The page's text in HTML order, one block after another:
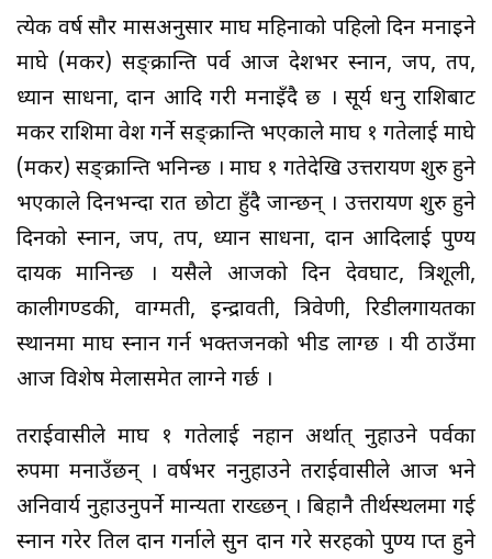
प्रत्येक वर्ष सौर मासअनुसार माघ महिनाको पहिलो दिन मनाइने
माघे (मकर) सङ्क्रान्ति पर्व आज देशभर स्नान, जप, तप,
ध्यान साधना, दान आदि गरी मनाइँदै छ । सूर्य धनु राशिबाट
मकर राशिमा प्रवेश गर्ने सङ्क्रान्ति भएकाले माघ १ गतेलाई माघे
(मकर) सङ्क्रान्ति भनिन्छ । माघ १ गतेदेखि उत्तरायण शुरु हुने
भएकाले दिनभन्दा रात छोटा हुँदै जान्छन् । उत्तरायण शुरु हुने
दिनको स्नान, जप, तप, ध्यान साधना, दान आदिलाई पुण्य
दायक मानिन्छ । यसैले आजको दिन देवघाट, त्रिशूली,
कालीगण्डकी, वाग्मती, इन्द्रावती, त्रिवेणी, रिडीलगायतका
स्थानमा माघ स्नान गर्न भक्तजनको भीड लाग्छ । यी ठाउँमा
आज विशेष मेलासमेत लाग्ने गर्छ ।
तराईवासीले माघ १ गतेलाई नहान अर्थात् नुहाउने पर्वका
रुपमा मनाउँछन् । वर्षभर ननुहाउने तराईवासीले आज भने
अनिवार्य नुहाउनुपर्ने मान्यता राख्छन् । बिहानै तीर्थस्थलमा गई
स्नान गरेर तिल दान गर्नाले सुन दान गरे सरहको पुण्य प्राप्त हुने